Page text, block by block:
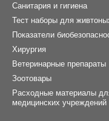
употреблению
форму
у различных животных;
баланс и так
Санитария и гигиена
Тест наборы для
Показатели
Хирургия
Ветеринарные препараты
Зоотовары
Расходные материалы
медицинских учреждений